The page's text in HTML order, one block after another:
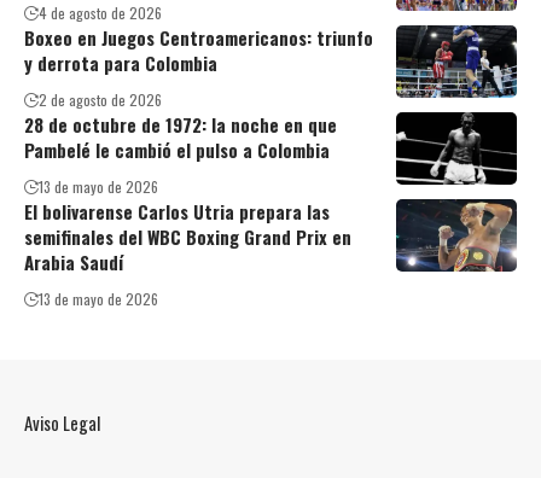
4 de agosto de 2026
Boxeo en Juegos Centroamericanos: triunfo
y derrota para Colombia
2 de agosto de 2026
28 de octubre de 1972: la noche en que
Pambelé le cambió el pulso a Colombia
13 de mayo de 2026
El bolivarense Carlos Utria prepara las
semifinales del WBC Boxing Grand Prix en
Arabia Saudí
13 de mayo de 2026
Aviso Legal